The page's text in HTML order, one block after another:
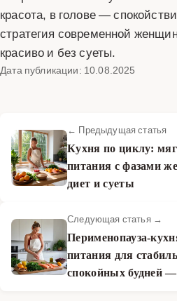
красота, в голове —
стратегия современной
красиво и без суеты.
Дата публикации: 10.08.2025
← Предыдущая статья
Кухня по циклу:
питания с фазами
диет и суеты
Следующая статья →
Перименопауза-
питания для
спокойных будней —